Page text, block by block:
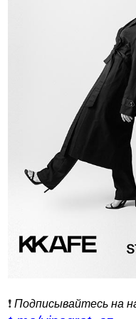
❗️Подписывайтесь на